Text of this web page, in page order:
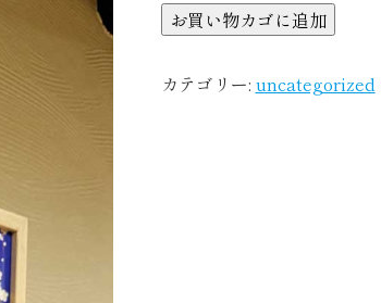
【着
物
ー
お買い物カゴに追加
カテゴリー: uncategorized